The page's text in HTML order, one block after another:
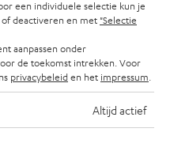
een individuele selectie kun je
deactiveren en met "Selectie
aanpassen onder
de toekomst intrekken. Voor
privacybeleiden het impressum
Altijd actief